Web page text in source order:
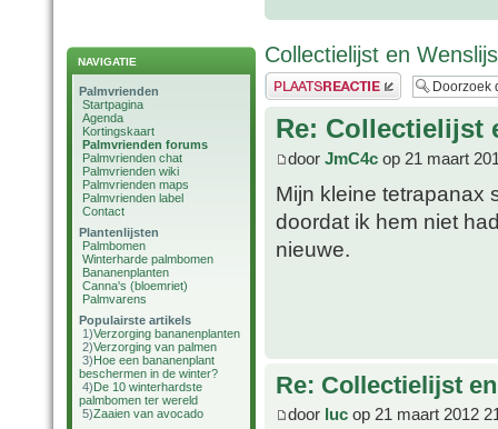
NAVIGATIE
Palmvrienden
Startpagina
Agenda
Kortingskaart
Palmvrienden forums
Palmvrienden chat
Palmvrienden wiki
Palmvrienden maps
Palmvrienden label
Contact
Plantenlijsten
Palmbomen
Winterharde palmbomen
Bananenplanten
Canna's (bloemriet)
Palmvarens
Populairste artikels
1)Verzorging bananenplanten
2)Verzorging van palmen
3)Hoe een bananenplant
beschermen in de winter?
4)De 10 winterhardste
palmbomen ter wereld
5)Zaaien van avocado
Collectielijst en
Plaats een reactie
Re: Collectielijst
door JmC4c op 21 maart
Mijn kleine tetrapanax
doordat ik hem niet
nieuwe.
Re: Collectielijst
door luc op 21 maart 2012